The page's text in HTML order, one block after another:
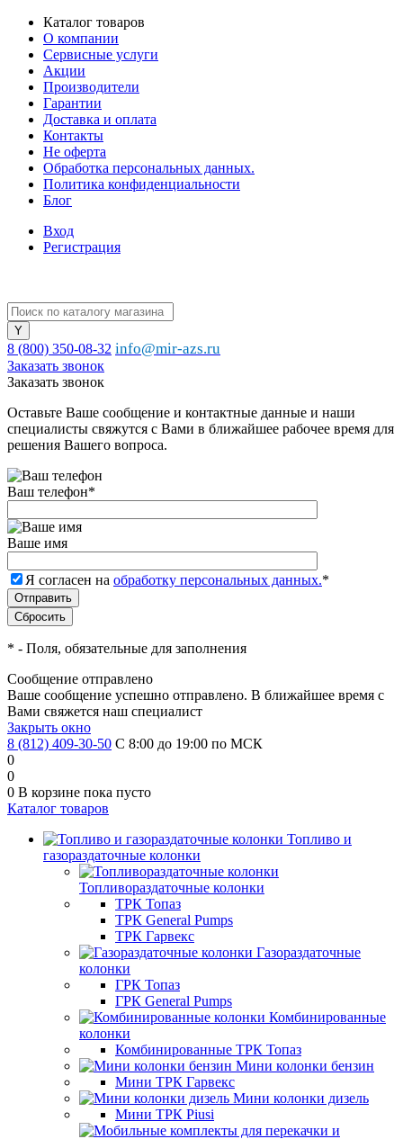
Каталог товаров
О компании
Сервисные услуги
Акции
Производители
Гарантии
Доставка и оплата
Контакты
Не оферта
Обработка персональных данных.
Политика конфиденциальности
Блог
Вход
Регистрация
8 (800) 350-08-32 info@mir-azs.ru
Заказать звонок
Заказать звонок
Оставьте Ваше сообщение и контактные данные и наши
специалисты свяжутся с Вами в ближайшее рабочее время для
решения Вашего вопроса.
Ваш телефон*
Ваше имя
Я согласен на обработку персональных данных.*
* - Поля, обязательные для заполнения
Сообщение отправлено
Ваше сообщение успешно отправлено. В ближайшее время с
Вами свяжется наш специалист
Закрыть окно
8 (812) 409-30-50 С 8:00 до 19:00 по МСК
0
0
0 В корзине пока пусто
Каталог товаров
Топливо и
газораздаточные колонки
Топливораздаточные колонки
ТРК Топаз
ТРК General Pumps
ТРК Гарвекс
Газораздаточные
колонки
ГРК Топаз
ГРК General Pumps
Комбинированные
колонки
Комбинированные ТРК Топаз
Мини колонки бензин
Мини ТРК Гарвекс
Мини колонки дизель
Мини ТРК Piusi